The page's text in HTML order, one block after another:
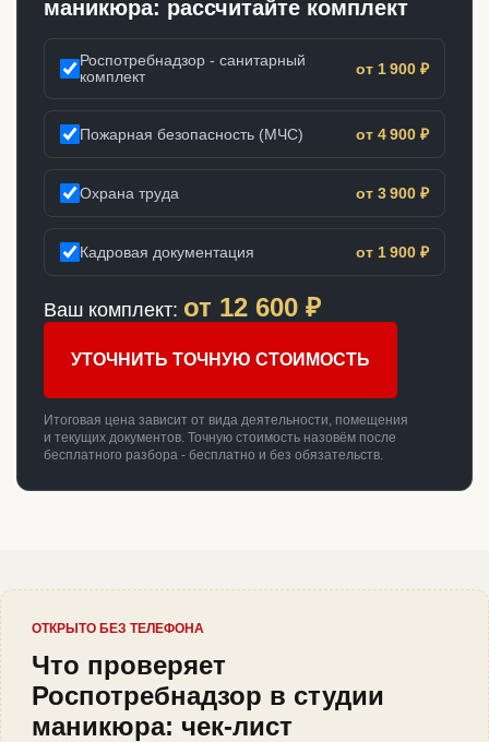
маникюра: рассчитайте комплект
Роспотребнадзор - санитарный
комплект
от 1 900 ₽
Пожарная безопасность (МЧС) от 4 900 ₽
Охрана труда от 3 900 ₽
Кадровая документация от 1 900 ₽
Ваш комплект: от 12 600 ₽
УТОЧНИТЬ ТОЧНУЮ СТОИМОСТЬ
Итоговая цена зависит от вида деятельности, помещения
и текущих документов. Точную стоимость назовём после
бесплатного разбора - бесплатно и без обязательств.
ОТКРЫТО БЕЗ ТЕЛЕФОНА
Что проверяет
Роспотребнадзор в студии
маникюра: чек-лист